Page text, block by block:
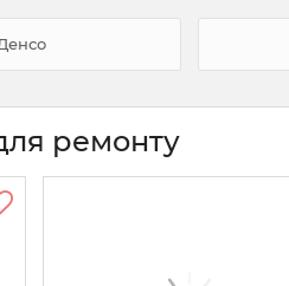
ремонту